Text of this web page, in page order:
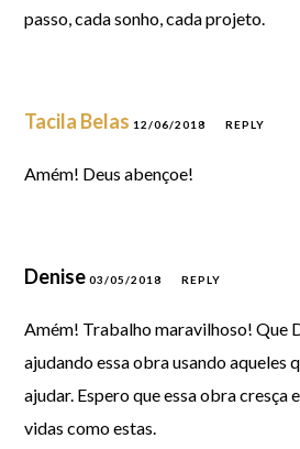
passo, cada sonho, cada projeto.
Tacila Belas 12/06/2018 REPLY
Amém! Deus abençoe!
Denise03/05/2018 REPLY
Amém! Trabalho maravilhoso! Que
ajudando essa obra usando aqueles
ajudar. Espero que essa obra cresça
vidas como estas.